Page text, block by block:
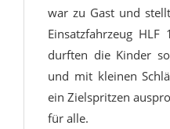
war zu Gast und
Einsatzfahrzeug
durften die Kinder
und mit kleinen
ein Zielspritzen
für alle.